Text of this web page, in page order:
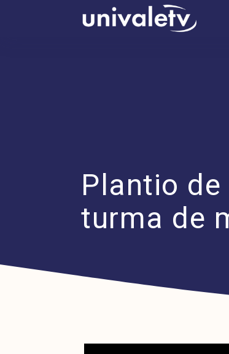
Plantio
turma de